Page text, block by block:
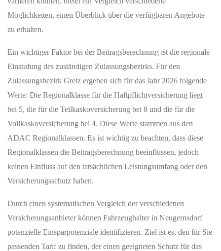
Möglichkeiten, einen Überblick über die verfügbaren Angebote
zu erhalten.
Ein wichtiger Faktor bei der Beitragsberechnung ist die regionale
Einstufung des zuständigen Zulassungsbezirks. Für den
Zulassungsbezirk Greiz ergeben sich für das Jahr 2026 folgende
Werte: Die Regionalklasse für die Haftpflichtversicherung liegt
bei 5, die für die Teilkaskoversicherung bei 8 und die für die
Vollkaskoversicherung bei 4. Diese Werte stammen aus den
ADAC Regionalklassen. Es ist wichtig zu beachten, dass diese
Regionalklassen die Beitragsberechnung beeinflussen, jedoch
keinen Einfluss auf den tatsächlichen Leistungsumfang oder den
Versicherungsschutz haben.
Durch einen systematischen Vergleich der verschiedenen
Versicherungsanbieter können Fahrzeughalter in Neugernsdorf
potenzielle Einsparpotenziale identifizieren. Ziel ist es, den für Sie
passenden Tarif zu finden, der einen geeigneten Schutz für das